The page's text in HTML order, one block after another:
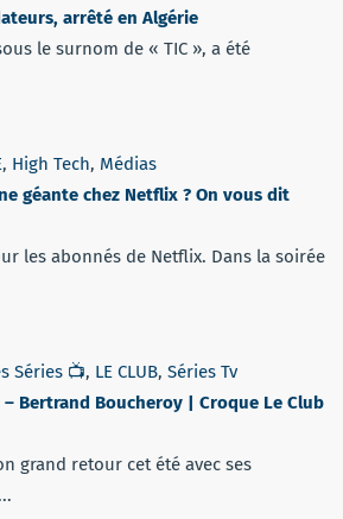
arrêté en Algérie
le surnom de « TIC », a été
, High Tech, Médias
géante chez Netflix ? On vous dit
les abonnés de Netflix. Dans la soirée
Séries 📺, LE CLUB, Séries Tv
– Bertrand Boucheroy | Croque Le Club
grand retour cet été avec ses